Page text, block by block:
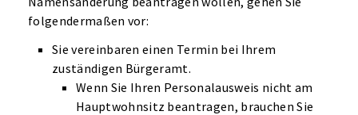
folgendermaßen vor:
Sie vereinbaren einen Termin bei Ihrem
zuständigen Bürgeramt.
Wenn Sie Ihren Personalausweis nicht am
Hauptwohnsitz beantragen, brauchen Sie